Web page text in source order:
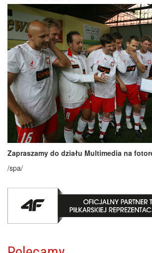
Zapraszamy do działu Multimedia na
/spa/